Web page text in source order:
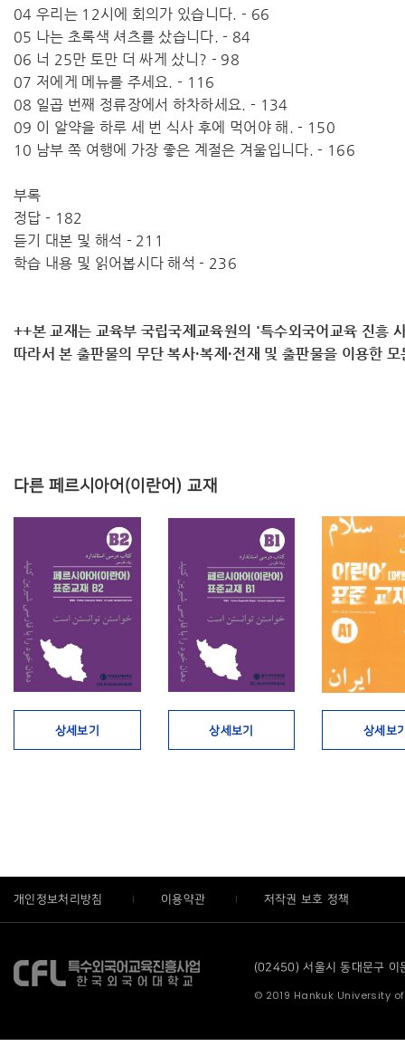
04 우리는 12시에 회의가 있습니다. - 66
05 나는 초록색 셔츠를 샀습니다. - 84
06 너 25만 토만 더 싸게 샀니? - 98
07 저에게 메뉴를 주세요. - 116
08 일곱 번째 정류장에서 하차하세요. - 134
09 이 알약을 하루 세 번 식사 후에 먹어야 해. - 150
10 남부 쪽 여행에 가장 좋은 계절은 겨울입니다. - 166
부록
정답 - 182
듣기 대본 및 해석 - 211
학습 내용 및 읽어봅시다 해석 - 236
++본 교재는 교육부 국립국제교육원의 '특수외국어교육 진흥
따라서 ​본 출판물의 무단 복사·복제·전재 및 출판물을 이용한
다른 페르시아어(이란어) 교재
상세보기 상세보기 상세보
개인정보처리방침 이용약관 저작권 보호 정책
(02450) 서울시 동대문구
© 2019 Hankuk University